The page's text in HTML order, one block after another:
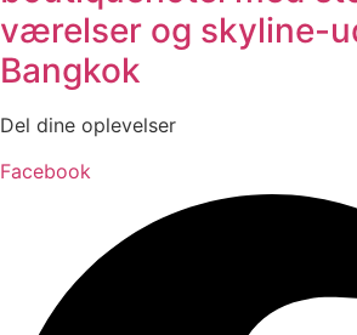
værelser og skyline-
Bangkok
Del dine oplevelser
Facebook